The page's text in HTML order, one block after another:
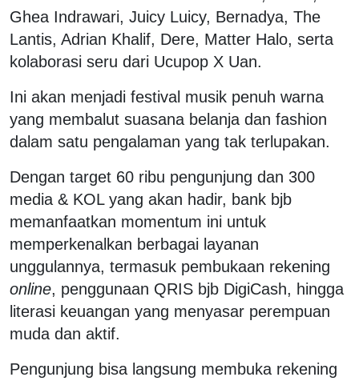
Ghea Indrawari, Juicy Luicy, Bernadya, The
Lantis, Adrian Khalif, Dere, Matter Halo, serta
kolaborasi seru dari Ucupop X Uan.
Ini akan menjadi festival musik penuh warna
yang membalut suasana belanja dan fashion
dalam satu pengalaman yang tak terlupakan.
Dengan target 60 ribu pengunjung dan 300
media & KOL yang akan hadir, bank bjb
memanfaatkan momentum ini untuk
memperkenalkan berbagai layanan
unggulannya, termasuk pembukaan rekening
online, penggunaan QRIS bjb DigiCash, hingga
literasi keuangan yang menyasar perempuan
muda dan aktif.
Pengunjung bisa langsung membuka rekening